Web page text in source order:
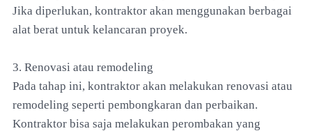
Jika diperlukan, kontraktor akan menggunakan berbagai
alat berat untuk kelancaran proyek.
3. Renovasi atau remodeling
Pada tahap ini, kontraktor akan melakukan renovasi atau
remodeling seperti pembongkaran dan perbaikan.
Kontraktor bisa saja melakukan perombakan yang